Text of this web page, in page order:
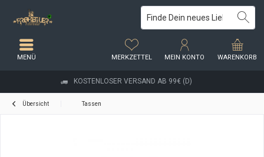
KOSTENLOSER VERSAND AB 99€ (D)
WARENKORB
MERKZETTEL MEIN KONTO
MENÜ
Übersicht Tassen